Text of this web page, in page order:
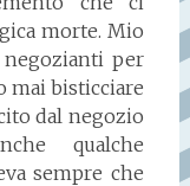
morte. Mio
per
mai bisticciare
dal negozio
qualche
sempre che